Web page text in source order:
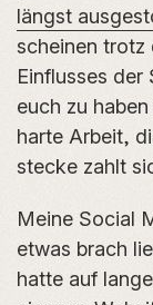
längst
scheinen trotz
Einflusses
euch zu
harte Arbeit,
stecke zahlt
Meine Social
etwas brach
hatte auf